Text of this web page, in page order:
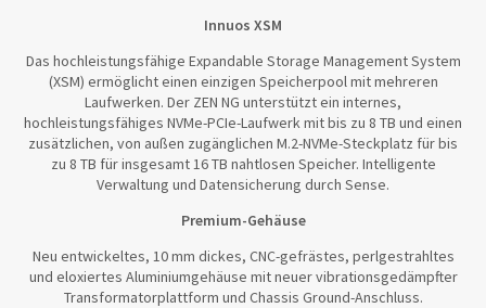
Innuos XSM
Das hochleistungsfähige Expandable Storage Management System
(XSM) ermöglicht einen einzigen Speicherpool mit mehreren
Laufwerken. Der ZEN NG unterstützt ein internes,
hochleistungsfähiges NVMe-PCIe-Laufwerk mit bis zu 8 TB und einen
zusätzlichen, von außen zugänglichen M.2-NVMe-Steckplatz für bis
zu 8 TB für insgesamt 16 TB nahtlosen Speicher. Intelligente
Verwaltung und Datensicherung durch Sense.
Premium-Gehäuse
Neu entwickeltes, 10 mm dickes, CNC-gefrästes, perlgestrahltes
und eloxiertes Aluminiumgehäuse mit neuer vibrationsgedämpfter
Transformatorplattform und Chassis Ground-Anschluss.